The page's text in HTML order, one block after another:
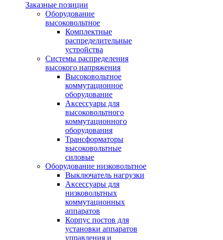
Заказные позиции
Оборудование
высоковольтное
Комплектные
распределительные
устройства
Системы распределения
высокого напряжения
Высоковольтное
коммутационное
оборудование
Аксессуары для
высоковольтного
коммутационного
оборудования
Трансформаторы
высоковольтные
силовые
Оборудование низковольтное
Выключатель нагрузки
Аксессуары для
низковольтных
коммутационных
аппаратов
Корпус постов для
установки аппаратов
управления и